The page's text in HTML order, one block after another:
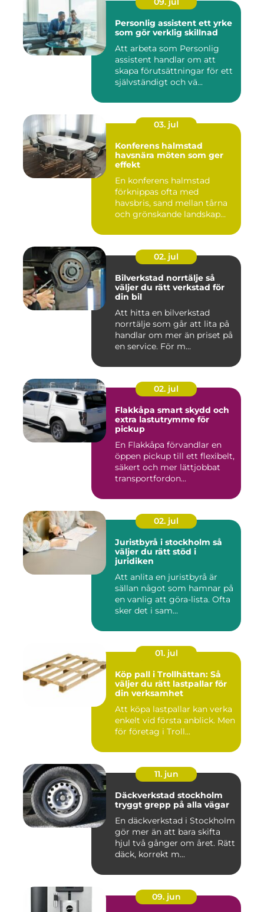
Personlig assistent ett yrke
som gör verklig skillnad
Att arbeta som Personlig
assistent handlar om att
skapa förutsättningar för ett
självständigt och vä...
03. jul
Konferens halmstad
havsnära möten som ger
effekt
En konferens halmstad
förknippas ofta med
havsbris, sand mellan tårna
och grönskande landskap
02. jul
Bilverkstad norrtälje så
väljer du rätt verkstad för
din bil
Att hitta en bilverkstad
norrtälje som går att lita på
handlar om mer än priset på
en service. För m...
02. jul
Flakkåpa smart skydd och
extra lastutrymme för
pickup
En Flakkåpa förvandlar en
öppen pickup till ett flexibelt,
säkert och mer lättjobbat
transportfordon...
02. jul
Juristbyrå i stockholm så
väljer du rätt stöd i
juridiken
Att anlita en juristbyrå är
sällan något som hamnar på
en vanlig att göra-lista. Ofta
sker det i sam...
01. jul
Köp pall i Trollhättan: Så
väljer du rätt lastpallar för
din verksamhet
Att köpa lastpallar kan verka
enkelt vid första anblick. Men
för företag i Troll...
11. jun
Däckverkstad stockholm
tryggt grepp på alla vägar
En däckverkstad i Stockholm
gör mer än att bara skifta
hjul två gånger om året. Rätt
däck, korrekt m...
09. jun